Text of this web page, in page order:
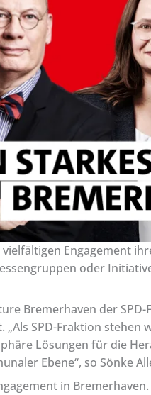
Engagement
oder
Bremerhaven der
SPD-Fraktion
Lösungen für die
Ebene“, so Sönke
in